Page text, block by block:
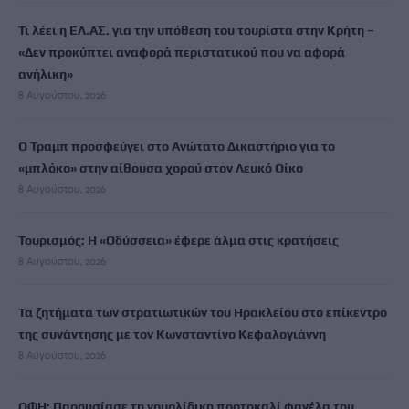
Τι λέει η ΕΛ.ΑΣ. για την υπόθεση του τουρίστα στην Κρήτη –
«Δεν προκύπτει αναφορά περιστατικού που να αφορά
ανήλικη»
8 Αυγούστου, 2026
Ο Τραμπ προσφεύγει στο Ανώτατο Δικαστήριο για το
«μπλόκο» στην αίθουσα χορού στον Λευκό Οίκο
8 Αυγούστου, 2026
Τουρισμός: Η «Οδύσσεια» έφερε άλμα στις κρατήσεις
8 Αυγούστου, 2026
Τα ζητήματα των στρατιωτικών του Ηρακλείου στο επίκεντρο
της συνάντησης με τον Κωνσταντίνο Κεφαλογιάννη
8 Αυγούστου, 2026
ΟΦΗ: Παρουσίασε τη γουρλίδικη πορτοκαλί φανέλα του